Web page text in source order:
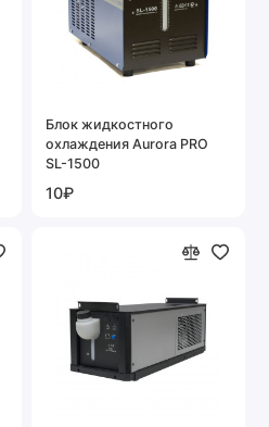
Блок жидкостного
охлаждения Aurora PRO
SL-1500
10₽